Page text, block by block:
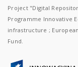
Project "Digital
Programme Innovative
infrastructure ;
Fund.